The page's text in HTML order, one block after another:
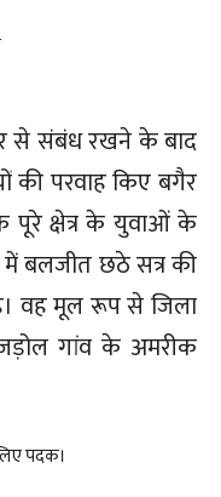
से संबंध रखने के बाद
की परवाह किए बगैर
पूरे क्षेत्र के युवाओं के
में बलजीत छठे सत्र की
वह मूल रूप से जिला
गांव के अमरीक